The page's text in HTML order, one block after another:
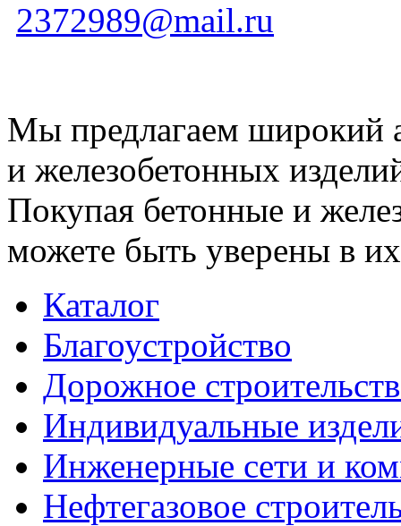
2372989@mail.ru
Мы предлагаем широкий
и железобетонных
Покупая бетонные и
можете быть уверены в их
Каталог
Благоустройство
Дорожное
Индивидуальные
Инженерные сети и
Нефтегазовое